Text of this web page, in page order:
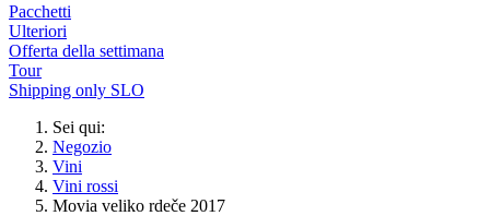
Pacchetti
Ulteriori
Offerta della settimana
Tour
Shipping only SLO
Sei qui:
Negozio
Vini
Vini rossi
Movia veliko rdeče 2017